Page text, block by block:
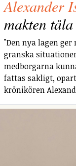
Alexander
makten
"Den nya lagen
granska
medborgarna
fattas sakligt,
krönikören